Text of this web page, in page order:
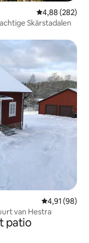
Gemiddelde
4,88 (282)
Skärstadalen
Gemiddelde
4,91 (98)
van Hestra
patio